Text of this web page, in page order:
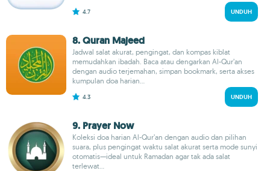
4.7 UNDUH
8. Quran Majeed
Jadwal salat akurat, pengingat, dan kompas kiblat
memudahkan ibadah. Baca atau dengarkan Al-Qur’an
dengan audio terjemahan, simpan bookmark, serta akses
kumpulan doa harian...
4.3 UNDUH
9. Prayer Now
Koleksi doa harian Al-Qur’an dengan audio dan pilihan
suara, plus pengingat waktu salat akurat serta mode sunyi
otomatis—ideal untuk Ramadan agar tak ada salat
terlewat...